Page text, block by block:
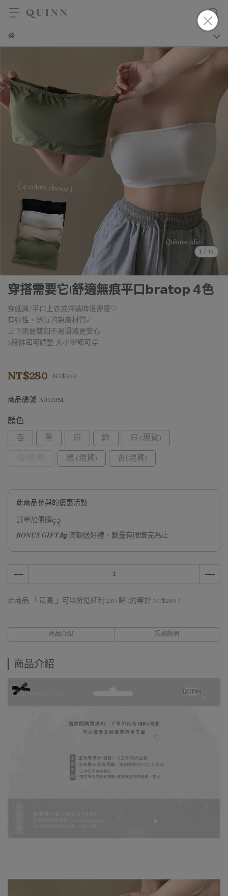
1 / 14
穿搭需要它!舒適無痕平口𝗯𝗿𝗮𝘁𝗼𝗽 𝟰色
穿細肩/平口上衣或洋裝時很需要🤍
有彈性、透氣的親膚材質✓
上下兩層雙釦不易滑落更安心
3段排釦可調整 大小🐻都可穿
NT$280 NT$350
商品編號: A011051
顏色
杏
黑 白 綠 白 (現貨)
黑 (現貨) 杏(現貨)
此商品參與的優惠活動
訂單加價購၄၃
𝑩𝑶𝑵𝑼𝑺 𝑮𝑰𝑭𝑻𝟅𝟈 滿額送好禮，數量有限贈完為止
此商品 「 最高 」可以折抵紅利 280 點 (約等於 NT$280 )
商品介紹 規格說明
商品介紹